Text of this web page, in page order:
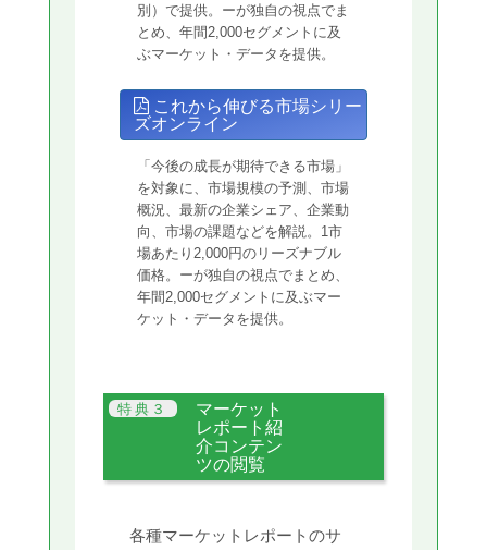
別）で提供。ーが独自の視点でま
とめ、年間2,000セグメントに及
ぶマーケット・データを提供。
これから伸びる市場シリー
ズオンライン
「今後の成長が期待できる市場」
を対象に、市場規模の予測、市場
概況、最新の企業シェア、企業動
向、市場の課題などを解説。1市
場あたり2,000円のリーズナブル
価格。ーが独自の視点でまとめ、
年間2,000セグメントに及ぶマー
ケット・データを提供。
マーケット
レポート紹
介コンテン
ツの閲覧
各種マーケットレポートのサ